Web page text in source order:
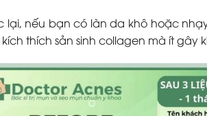
lại, nếu bạn có làn da khô hoặc
thích sản sinh collagen mà ít gây